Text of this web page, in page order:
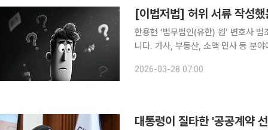
[이법저법] 허위 서류 작성
한용현 ‘법무법인(유한) 원’ 변호사 법조 기자들이 모여 우리 생활의 법률 상식을 친절하게 알려드립
니다. 가사, 부동산, 소액 민사 등 분
2026-03-28 07:00
대통령이 질타한 '공공계약